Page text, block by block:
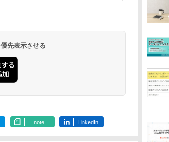
先表示させる
note LinkedIn